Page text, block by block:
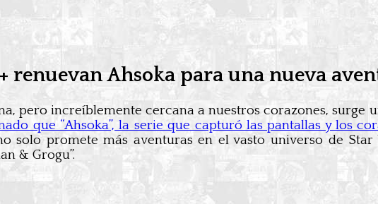
renuevan Ahsoka para una nueva
pero increíblemente cercana a nuestros corazones, surge
que “Ahsoka”, la serie que capturó las pantallas y los
solo promete más aventuras en el vasto universo de
& Grogu”.